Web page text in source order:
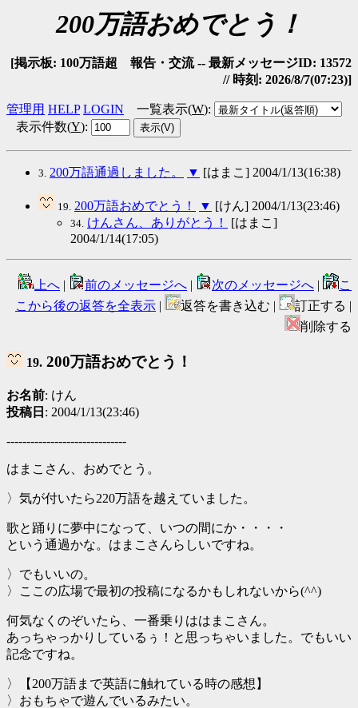
200万語おめでとう！
[掲示板: 100万語超 報告・交流 -- 最新メッセージID: 13572
// 時刻: 2026/8/7(07:23)]
管理用 HELP LOGIN 一覧表示(W):
表示件数(Y):
3. 200万語通過しました。 ▼ [はまこ] 2004/1/13(16:38)
19. 200万語おめでとう！ ▼ [けん] 2004/1/13(23:46)
34. けんさん、ありがとう！
[はまこ]
2004/1/14(17:05)
上へ | 前のメッセージへ | 次のメッセージへ |
こ
こから後の返答を全表示 | 返答を書き込む |
訂正する |
削除する
19. 200万語おめでとう！
お名前: けん
投稿日 : 2004/1/13(23:46)
------------------------------
はまこさん、おめでとう。
〉気が付いたら220万語を越えていました。
歌と踊りに夢中になって、いつの間にか・・・・
という通過かな。はまこさんらしいですね。
〉でもいいの。
〉ここの広場で最初の投稿になるかもしれないから(^^)
何気なくのぞいたら、一番乗りははまこさん。
あっちゃっかりしているぅ！と思っちゃいました。でもいい
記念ですね。
〉【200万語まで英語に触れている時の感想】
〉おもちゃで遊んでいるみたい。